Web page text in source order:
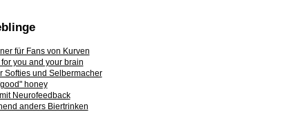
für Fans von Kurven
you and your brain
Softies und Selbermacher
honey
Neurofeedback
anders Biertrinken